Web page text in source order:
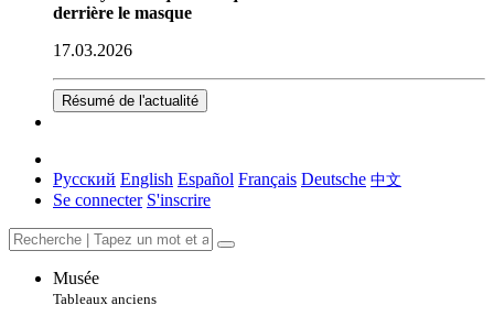
derrière le masque
17.03.2026
Résumé de l'actualité
Русский English Español Français Deutsche 中文
Se connecter S'inscrire
Musée
Tableaux anciens